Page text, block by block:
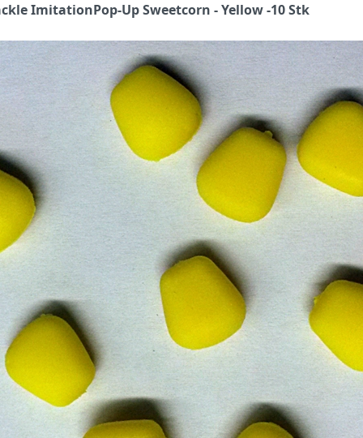
ImitationPop-Up Sweetcorn - Yellow -10 Stk